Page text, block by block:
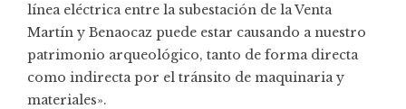
línea eléctrica entre la subestación de la Venta
Martín y Benaocaz puede estar causando a nuestro
patrimonio arqueológico, tanto de forma directa
como indirecta por el tránsito de maquinaria y
materiales».